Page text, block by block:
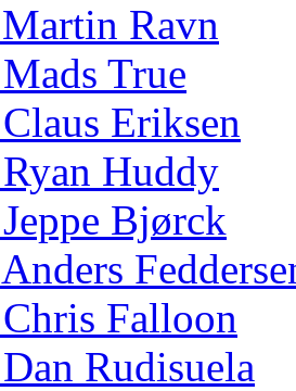
Ravn
True
Eriksen
Huddy
Bjørck
Falloon
Rudisuela